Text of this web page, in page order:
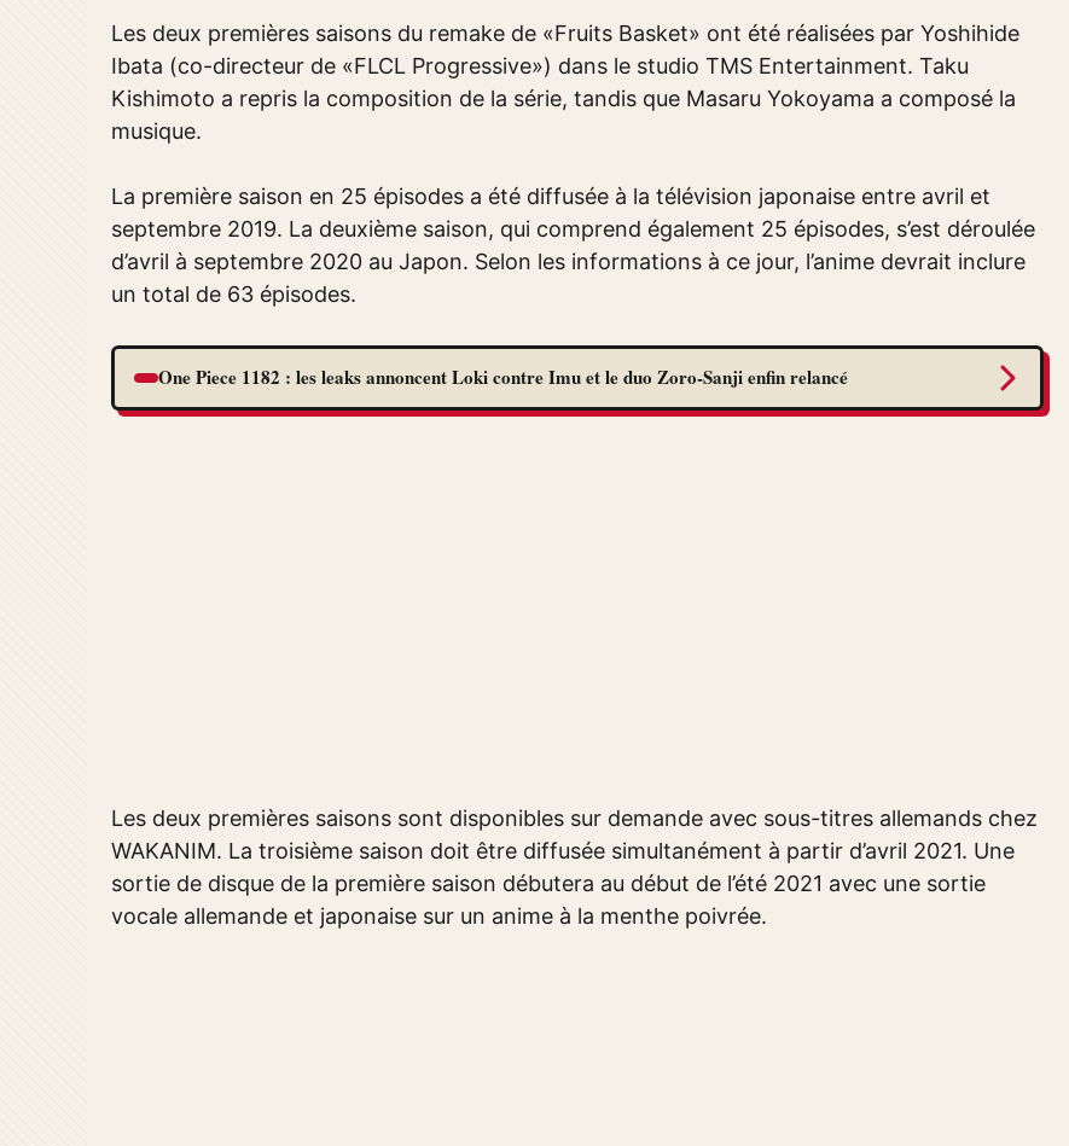
Les deux premières saisons du remake de «Fruits Basket» ont été réalisées par Yoshihide
Ibata (co-directeur de «FLCL Progressive») dans le studio TMS Entertainment. Taku
Kishimoto a repris la composition de la série, tandis que Masaru Yokoyama a composé la
musique.
La première saison en 25 épisodes a été diffusée à la télévision japonaise entre avril et
septembre 2019. La deuxième saison, qui comprend également 25 épisodes, s’est déroulée
d’avril à septembre 2020 au Japon. Selon les informations à ce jour, l’anime devrait inclure
un total de 63 épisodes.
One Piece 1182 : les leaks annoncent Loki contre Imu et le duo Zoro-Sanji enfin relancé
Les deux premières saisons sont disponibles sur demande avec sous-titres allemands chez
WAKANIM. La troisième saison doit être diffusée simultanément à partir d’avril 2021. Une
sortie de disque de la première saison débutera au début de l’été 2021 avec une sortie
vocale allemande et japonaise sur un anime à la menthe poivrée.